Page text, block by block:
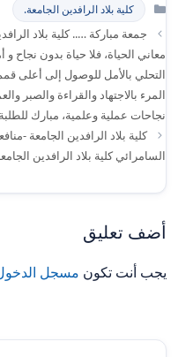
كلية بلاد الرافدين الجامعة.
جمعة مباركة ….. كلية بلاد
معاني الحياة، فلا حياة بدون نجاح
التحلي بالأمل للوصول إلى أعلى
المرء بالاجتهاد والقراءة والصبر
نجاحات عملية وعلمية، مبارك
كلية بلاد الرافدين الجامعة -
السامرائي كلية بلاد الرافدين
أضف تعليق
يجب أنت تكون مسجل